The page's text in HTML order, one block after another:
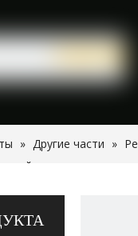
» Другие части »
для